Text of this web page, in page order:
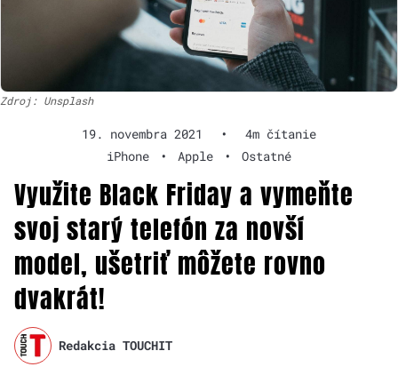
Zdroj: Unsplash
19. novembra 2021 •
4m čítanie
iPhone
• Apple • Ostatné
Využite Black Friday a vymeňte
svoj starý telefón za novší
model, ušetriť môžete rovno
dvakrát!
Redakcia TOUCHIT